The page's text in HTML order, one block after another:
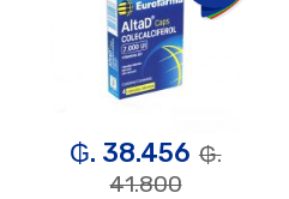
₲. 38.456 ₲.
41.800